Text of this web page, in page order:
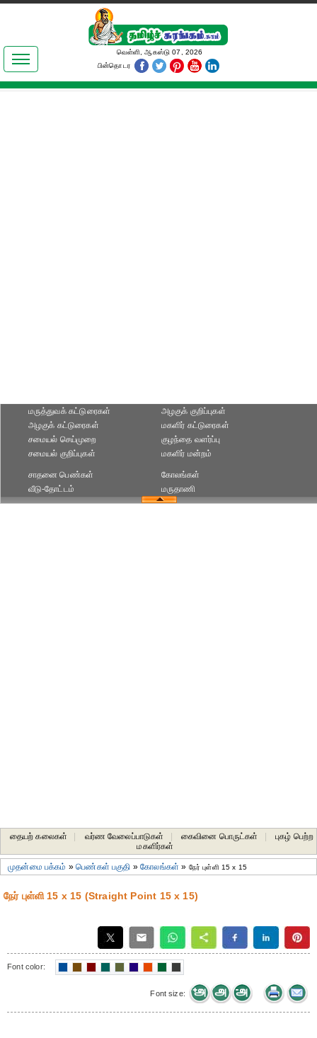
இலக்கியங்கள்
தமிழ் உலகம்
வெள்ளி, ஆகஸ்டு 07, 2026
பின்தொடர
மருத்துவக் கட்டுரைகள்
அழகுக் கட்டுரைகள்
அழகுக் குறிப்புகள்
மகளிர் கட்டுரைகள்
சமையல் செய்முறை
சமையல் குறிப்புகள்
குழந்தை வளர்ப்பு
மகளிர் மன்றம்
சாதனை பெண்கள்
வீடு-தோட்டம்
கோலங்கள்
மருதாணி
தையற் கலைகள் வர்ண வேலைப்பாடுகள் கைவினை பொருட்கள்
புகழ் பெற்ற
மகளிர்கள்
முதன்மை பக்கம் »பெண்கள் பகுதி »கோலங்கள் » நேர் புள்ளி 15 x 15
நேர் புள்ளி 15 x 15 (Straight Point 15 x 15)
Font color:
Font size: